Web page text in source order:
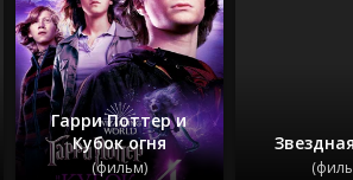
Гарри Поттер и
Кубок огня
(фильм)